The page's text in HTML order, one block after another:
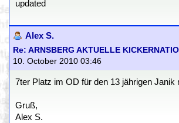
updated
Alex S.
Re: ARNSBERG AKTUELLE
10. October 2010 03:46
7ter Platz im OD für den 13 jährigen
Gruß,
Alex S.